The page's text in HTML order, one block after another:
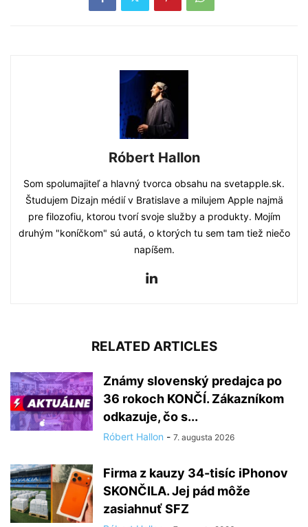
Róbert Hallon
Som spolumajiteľ a hlavný tvorca obsahu na svetapple.sk.
Študujem Dizajn médií v Bratislave a milujem Apple najmä
pre filozofiu, ktorou tvorí svoje služby a produkty. Mojím
druhým "koníčkom" sú autá, o ktorých tu sem tam tiež niečo
napíšem.
RELATED ARTICLES
Známy slovenský predajca po
36 rokoch KONČÍ. Zákazníkom
odkazuje, čo s...
Róbert Hallon - 7. augusta 2026
Firma z kauzy 34-tisíc iPhonov
SKONČILA. Jej pád môže
zasiahnuť SFZ